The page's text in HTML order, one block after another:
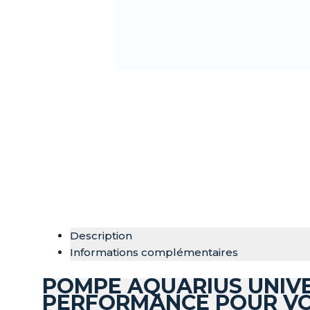
Description
Informations complémentaires
POMPE AQUARIUS
PERFORMANCE POUR